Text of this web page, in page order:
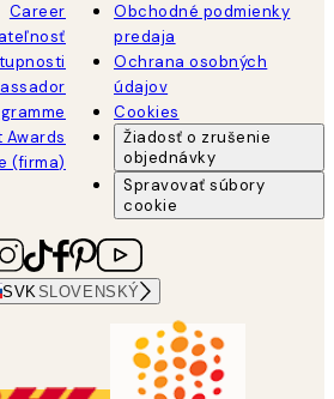
Career
Awards
(firma)
Obchodné podmienky
predaja
Ochrana osobných
údajov
Cookies
Žiadosť o zrušenie
objednávky
Spravovať súbory
cookie
SVK SLOVENSKÝ